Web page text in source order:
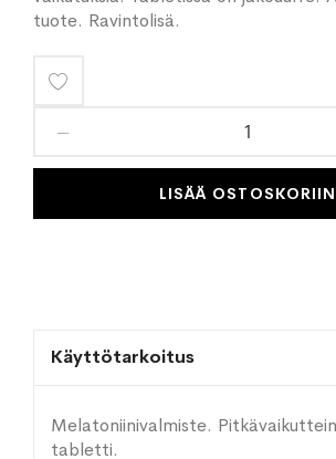
tuote. Ravintolisä.
toivelistaan
LISÄÄ OSTOSKORIIN
Käyttötarkoitus
Melatoniinivalmiste.
tabletti.